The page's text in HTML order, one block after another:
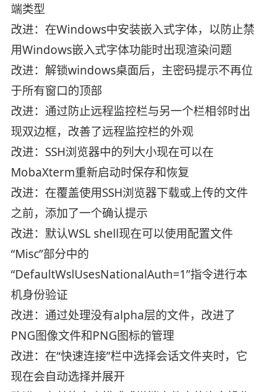
端类型
改进：在Windows中安装嵌入式字体，以防止禁
用Windows嵌入式字体功能时出现渲染问题
改进：解锁windows桌面后，主密码提示不再位
于所有窗口的顶部
改进：通过防止远程监控栏与另一个栏相邻时出
现双边框，改善了远程监控栏的外观
改进：SSH浏览器中的列大小现在可以在
MobaXterm重新启动时保存和恢复
改进：在覆盖使用SSH浏览器下载或上传的文件
之前，添加了一个确认提示
改进：默认WSL shell现在可以使用配置文件
“Misc”部分中的
“DefaultWslUsesNationalAuth=1”指令进行本
机身份验证
改进：通过处理没有alpha层的文件，改进了
PNG图像文件和PNG图标的管理
改进：在“快速连接”栏中选择会话文件夹时，它
现在会自动选择并展开